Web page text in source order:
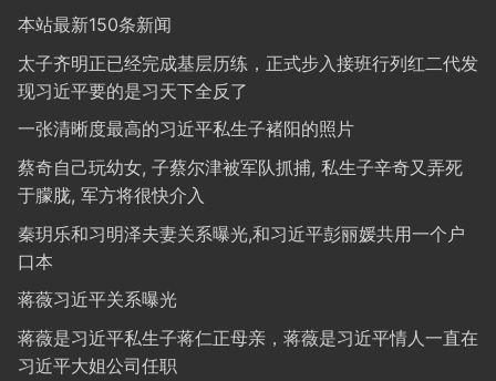
本站最新150条新闻
太子齐明正已经完成基层历练，正式步入接班行列红二代发
现习近平要的是习天下全反了
一张清晰度最高的习近平私生子褚阳的照片
蔡奇自己玩幼女, 子蔡尔津被军队抓捕, 私生子辛奇又弄死
于朦胧, 军方将很快介入
秦玥乐和习明泽夫妻关系曝光,和习近平彭丽媛共用一个户
口本
蒋薇习近平关系曝光
蒋薇是习近平私生子蒋仁正母亲，蒋薇是习近平情人一直在
习近平大姐公司任职